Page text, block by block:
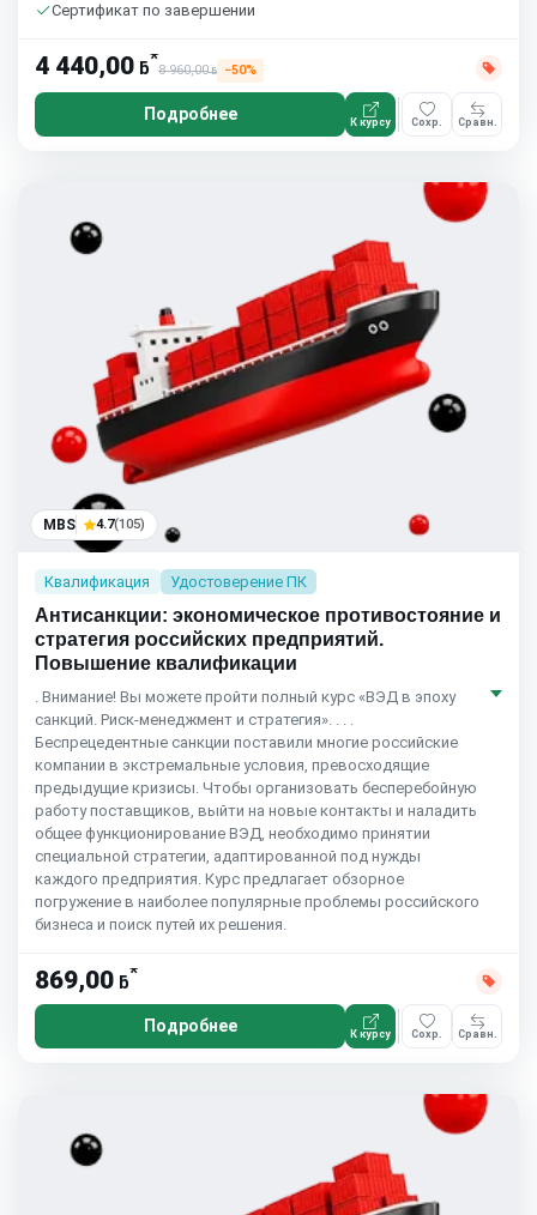
Сертификат по завершении
4 440,00 ƃ*
8 960,00ƃ −50%
Подробнее К курсу Сохр. Сравн.
MBS 4.7(105)
Квалификация Удостоверение ПК
Антисанкции: экономическое противостояние и
стратегия российских предприятий.
Повышение квалификации
. Внимание! Вы можете пройти полный курс «ВЭД в эпоху
санкций. Риск-менеджмент и стратегия». . . .
Беспрецедентные санкции поставили многие российские
компании в экстремальные условия, превосходящие
предыдущие кризисы. Чтобы организовать бесперебойную
работу поставщиков, выйти на новые контакты и наладить
общее функционирование ВЭД, необходимо принятии
специальной стратегии, адаптированной под нужды
каждого предприятия. Курс предлагает обзорное
погружение в наиболее популярные проблемы российского
бизнеса и поиск путей их решения.
869,00 ƃ*
Подробнее К курсу Сохр. Сравн.